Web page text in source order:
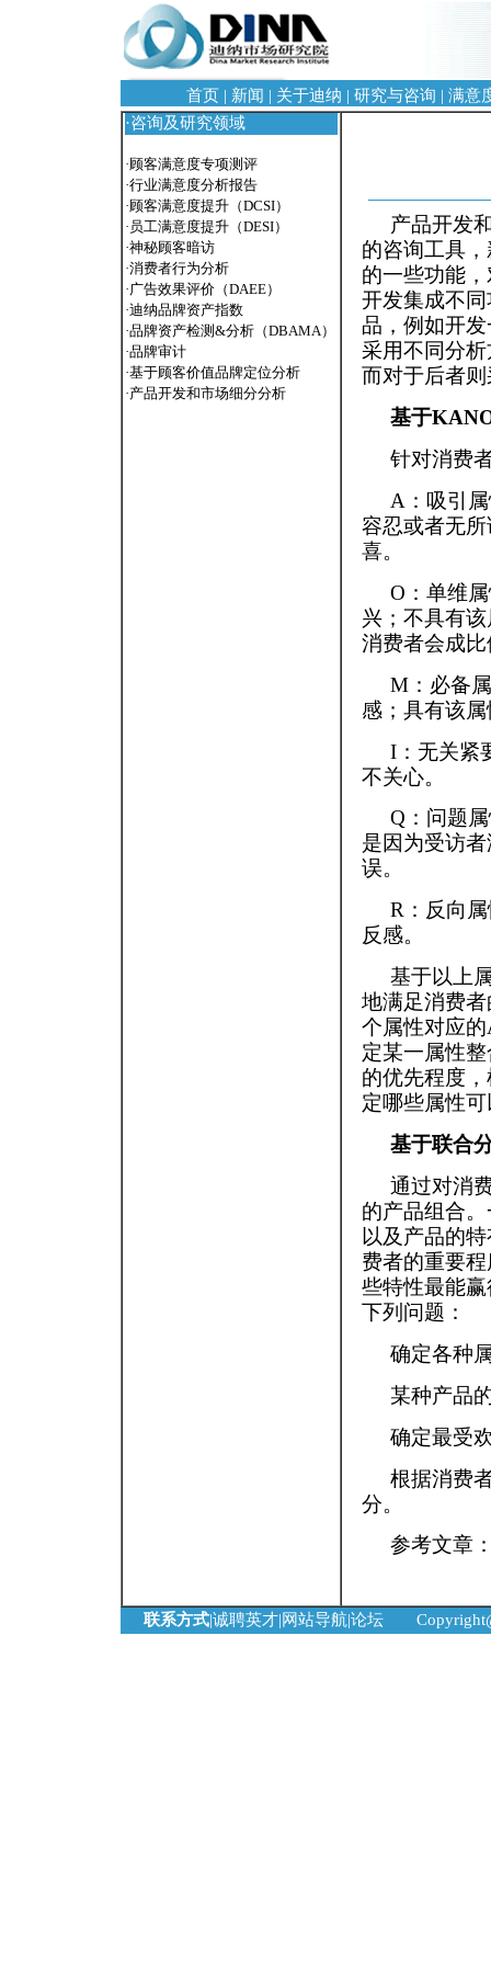
首页 | 新闻 | 关于迪纳 | 研究与咨询 | 满意
·咨询及研究领域
·顾客满意度专项测评
·行业满意度分析报告
·顾客满意度提升（DCSI）
· 员工满意度提升（DESI）
·神秘顾客暗访
·消费者行为分析
·广告效果评价（DAEE）
·迪纳品牌资产指数
·品牌资产检测&分析（DBAMA）
·品牌审计
·基于顾客价值品牌定位分析
·产品开发和市场细分分析
产品开发
的咨询工具
的一些功能
开发集成不
品，例如开
采用不同分
而对于后者则
基于
针对消费
A：吸引
容忍或者无
喜。
O：单维
兴；不具有
消费者会成
M：必备
感；具有该
I：无关紧
不关心。
Q：问题
是因为受访
误。
R：反向
反感。
基于以上
地满足消费
个属性对应
定某一属性
的优先程度
定哪些属性
基于联合
通过对消
的产品组合
以及产品的
费者的重要
些特性最能
下列问题：
确定各种
某种产品
确定最受
根据消费
分。
参考文章
联系方式|诚聘英才|网站导航|论坛